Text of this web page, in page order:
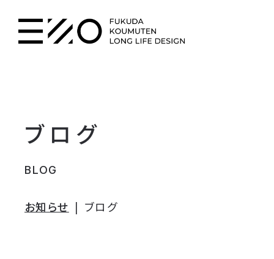
ブログ
BLOG
お知らせ ブログ